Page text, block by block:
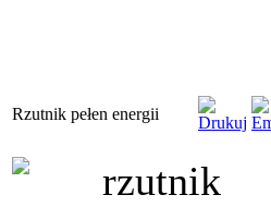
Rzutnik pełen energii